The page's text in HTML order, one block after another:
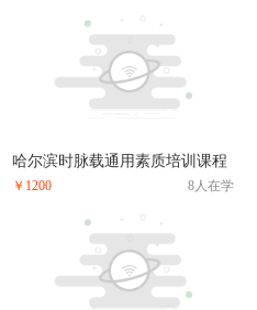
哈尔滨时脉载通用素质培训课程
￥1200 8人在学